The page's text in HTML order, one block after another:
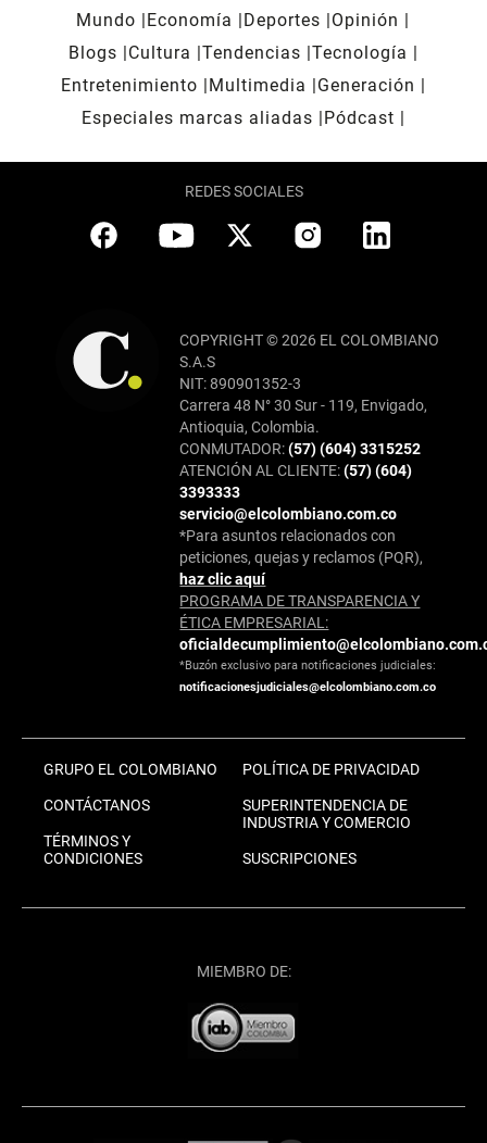
Mundo Economía Deportes
Opinión
Blogs
Cultura Tendencias Tecnología
Entretenimiento
Multimedia
Generación
Especiales marcas aliadas
Pódcast
REDES SOCIALES
COPYRIGHT © 2026 EL COLOMBIANO
S.A.S
NIT: 890901352-3
Carrera 48 N° 30 Sur - 119, Envigado,
Antioquia, Colombia.
CONMUTADOR:(57) (604) 3315252
ATENCIÓN AL CLIENTE:(57) (604)
3393333
servicio@elcolombiano.com.co
*Para asuntos relacionados con
peticiones, quejas y reclamos (PQR),
haz clic aquí
PROGRAMA DE TRANSPARENCIA Y
ÉTICA EMPRESARIAL:
*Buzón exclusivo para notificaciones judiciales:
notificacionesjudiciales@elcolombiano.com.co
GRUPO EL COLOMBIANO
CONTÁCTANOS
TÉRMINOS Y
CONDICIONES
POLÍTICA DE PRIVACIDAD
SUPERINTENDENCIA DE
INDUSTRIA Y COMERCIO
SUSCRIPCIONES
MIEMBRO DE: